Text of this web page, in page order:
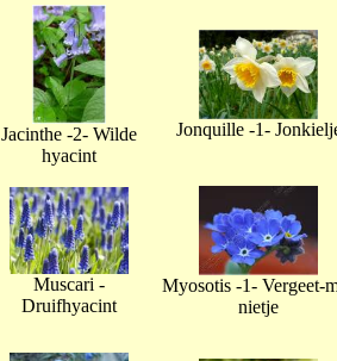
Jacinthe -2- Wilde
hyacint
Jonquille -1-
Muscari -
Druifhyacint
Myosotis -1- Vergeet-
nietje